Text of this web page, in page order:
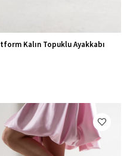
Kalın Topuklu Ayakkabı